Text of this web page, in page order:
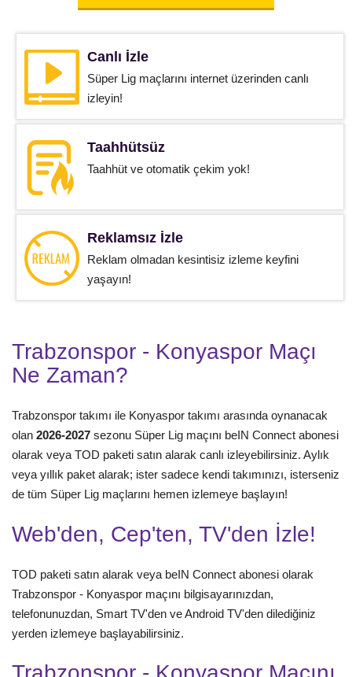
Canlı İzle
Süper Lig maçlarını internet üzerinden canlı
izleyin!
Taahhütsüz
Taahhüt ve otomatik çekim yok!
Reklamsız İzle
Reklam olmadan kesintisiz izleme keyfini
yaşayın!
Trabzonspor - Konyaspor Maçı
Ne Zaman?
Trabzonspor takımı ile Konyaspor takımı arasında oynanacak
olan 2026-2027 sezonu Süper Lig maçını beIN Connect abonesi
olarak veya TOD paketi satın alarak canlı izleyebilirsiniz. Aylık
veya yıllık paket alarak; ister sadece kendi takımınızı, isterseniz
de tüm Süper Lig maçlarını hemen izlemeye başlayın!
Web'den, Cep'ten, TV'den İzle!
TOD paketi satın alarak veya beIN Connect abonesi olarak
Trabzonspor - Konyaspor maçını bilgisayarınızdan,
telefonunuzdan, Smart TV'den ve Android TV'den dilediğiniz
yerden izlemeye başlayabilirsiniz.